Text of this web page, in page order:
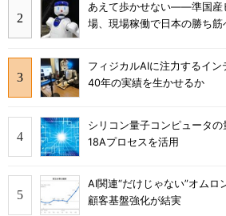
あえて歩かせない――準国産
場、現場稼働で日本の勝ち筋
フィジカルAIに注力するイ
40年の実績を生かせるか
シリコン量子コンピュータ
18Aプロセスを活用
AI関連“だけじゃない”オムロ
顧客基盤強化が結実